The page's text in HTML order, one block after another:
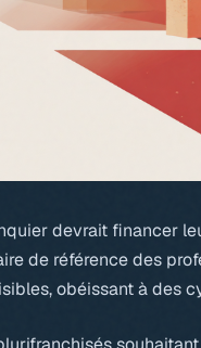
devrait financer
de référence des
obéissant à des